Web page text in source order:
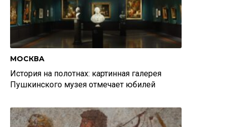
МОСКВА
История на полотнах: картинная галерея
Пушкинского музея отмечает юбилей